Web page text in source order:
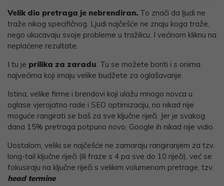
Velik dio pretraga je nebrendiran. To znači da ljudi ne
traže nikog specifičnog. Ljudi najčešće ne znaju koga traže,
nego ukucavaju svoje probleme u tražilicu. I većinom kliknu na
neplaćene rezultate.
I tu je prilika za zaradu. Tu se možete boriti i s onima
najvećima koji imaju velike budžete za oglašavanje.
Istina, velike firme i brendovi koji ulažu mnogo novca u
oglase vjerojatno rade i SEO optimizaciju, no nikad nije
moguće rangirati se baš za sve ključne riječi. Jer je svakog
dana 15% pretraga potpuno novo, Google ih nikad nije vidio.
Uostalom, veliki se najčešće ne zamaraju rangiranjem za tzv.
long-tail ključne riječi (ili fraze s 4 pa sve do 10 riječi), već se
fokusiraju na ključne riječi s velikim volumenom pretrage, tzv.
head termine.